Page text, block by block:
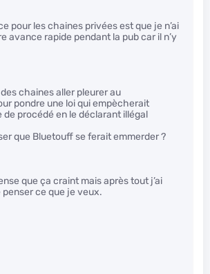
pour les chaines privées est que je n’ai
avance rapide pendant la pub car il n’y
chaines aller pleurer au
pondre une loi qui empècherait
de procédé en le déclarant illégal
que Bluetouff se ferait emmerder ?
que ça craint mais après tout j’ai
ce que je veux.